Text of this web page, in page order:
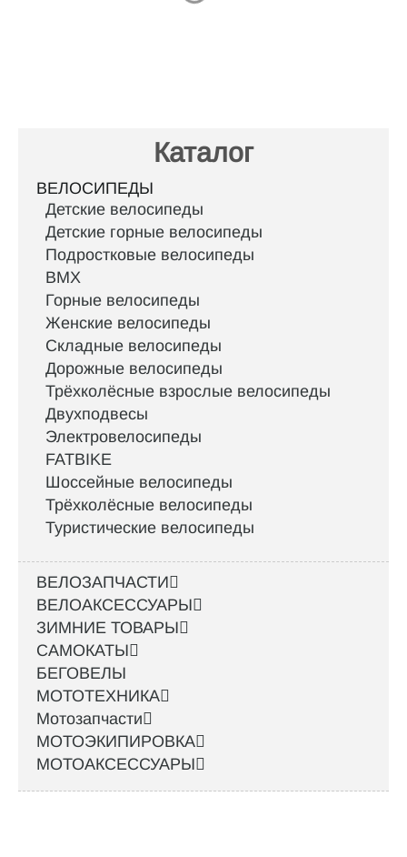
Каталог
ВЕЛОСИПЕДЫ
Детские велосипеды
Детские горные велосипеды
Подростковые велосипеды
BMX
Горные велосипеды
Женские велосипеды
Складные велосипеды
Дорожные велосипеды
Трёхколёсные взрослые велосипеды
Двухподвесы
Электровелосипеды
FATBIKE
Шоссейные велосипеды
Трёхколёсные велосипеды
Туристические велосипеды
ВЕЛОЗАПЧАСТИ
ВЕЛОАКСЕССУАРЫ
ЗИМНИЕ ТОВАРЫ
САМОКАТЫ
БЕГОВЕЛЫ
МОТОТЕХНИКА
Мотозапчасти
МОТОЭКИПИРОВКА
МОТОАКСЕССУАРЫ